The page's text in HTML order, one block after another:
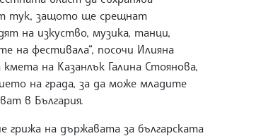
тук, защото ще срещнат
на изкуство, музика, танци,
на фестивала“, посочи Илияна
на Казанлък Галина Стоянова,
на града, за да може младите
в България.
на държавата за българската